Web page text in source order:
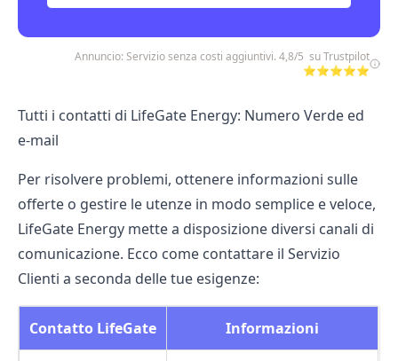
Annuncio: Servizio senza costi aggiuntivi. 4,8/5 su Trustpilot
⭐⭐⭐⭐⭐
Tutti i contatti di LifeGate Energy: Numero Verde ed
e-mail
Per risolvere problemi, ottenere informazioni sulle
offerte o gestire le utenze in modo semplice e veloce,
LifeGate Energy mette a disposizione diversi canali di
comunicazione. Ecco come contattare il Servizio
Clienti a seconda delle tue esigenze:
Contatto LifeGate Informazioni